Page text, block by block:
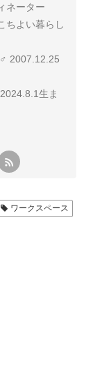
ネーター
ちよい暮らし
2007.12.25
生ま
ワークスペース